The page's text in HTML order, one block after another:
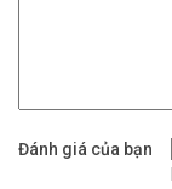
Đánh giá của bạn